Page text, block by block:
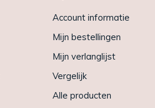
Account informatie
Mijn bestellingen
Mijn verlanglijst
Vergelijk
Alle producten